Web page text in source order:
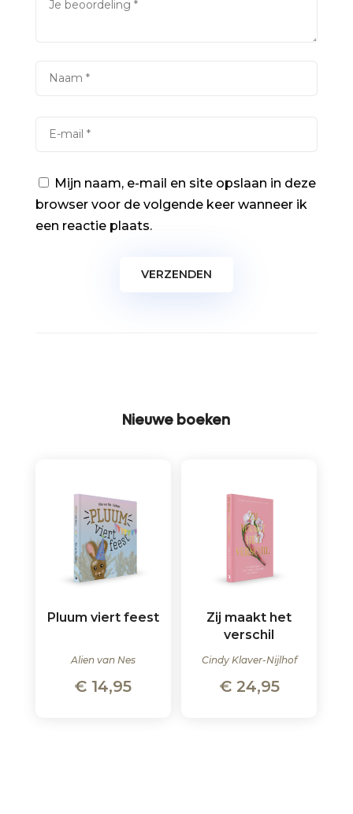
Mijn naam, e-mail en site opslaan in deze
browser voor de volgende keer wanneer ik
een reactie plaats.
Nieuwe boeken
Pluum viert feest
Alien van Nes
€ 14,95
Zij maakt het
verschil
Cindy Klaver-Nijlhof
€24,95